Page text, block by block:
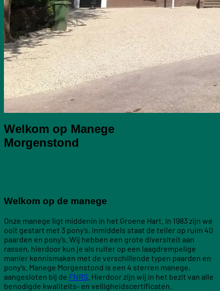
Welkom op Manege
Morgenstond
Welkom op de manege
Onze manege ligt middenin in het Groene Hart. In 1983 zijn we
ooit gestart met 3 pony’s, inmiddels staat de teller op ruim 40
paarden en pony’s. Wij hebben een grote diversiteit aan
rassen, hierdoor kun je als ruiter op een laagdrempelige
manier kennismaken met de verschillende typen paarden en
pony’s. Manege Morgenstond is een 4 sterren manege,
aangesloten bij de FNRS . Hierdoor zijn wij in het bezit van alle
benodigde kwaliteits- en veiligheidscertificaten.